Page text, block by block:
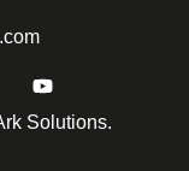
Solutions.